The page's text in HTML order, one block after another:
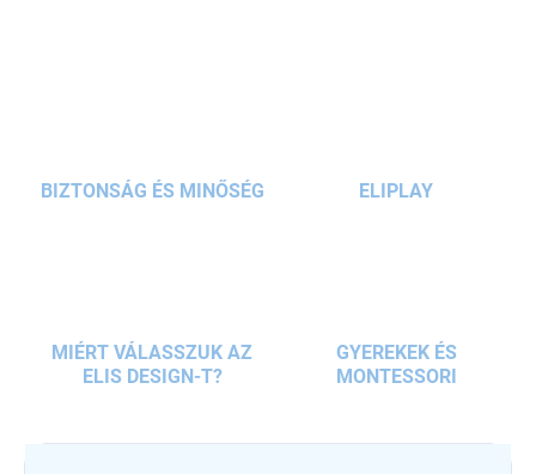
BIZTONSÁG ÉS MINŐSÉG ELIPLAY
MIÉRT VÁLASSZUK AZ
ELIS DESIGN-T?
GYEREKEK ÉS
MONTESSORI